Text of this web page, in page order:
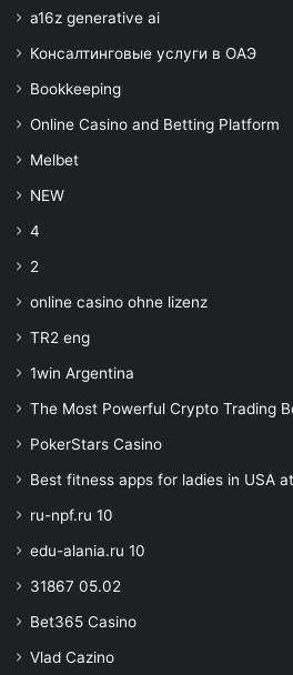
a16z generative ai
Консалтинговые услуги в ОАЭ
Bookkeeping
Online Casino and Betting Platform
Melbet
NEW
4
2
online casino ohne lizenz
TR2 eng
1win Argentina
The Most Powerful Crypto Trading
PokerStars Casino
Best fitness apps for ladies in USA
ru-npf.ru 10
edu-alania.ru 10
31867 05.02
Bet365 Casino
Vlad Cazino